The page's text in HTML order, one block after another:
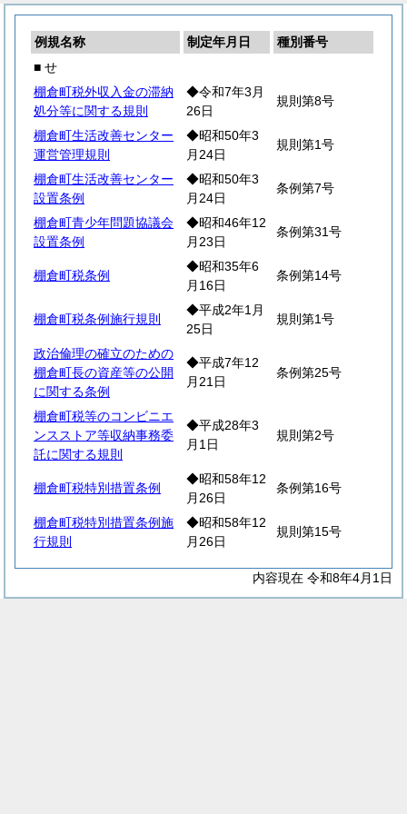
例規名称 制定年月日
種別番号
■ せ
棚倉町税外収入金の滞納
処分等に関する規則
◆令和7年3月
26日
規則第8号
棚倉町生活改善センター
運営管理規則
◆昭和50年3
月24日
規則第1号
棚倉町生活改善センター
設置条例
◆昭和50年3
月24日
条例第7号
棚倉町青少年問題協議会
設置条例
◆昭和46年12
月23日
条例第31号
棚倉町税条例
◆昭和35年6
月16日
条例第14号
棚倉町税条例施行規則
◆平成2年1月
25日
規則第1号
政治倫理の確立のための
棚倉町長の資産等の公開
に関する条例
◆平成7年12
月21日
条例第25号
棚倉町税等のコンビニエ
ンスストア等収納事務委
託に関する規則
◆平成28年3
月1日
規則第2号
棚倉町税特別措置条例
◆昭和58年12
月26日
条例第16号
棚倉町税特別措置条例施
行規則
◆昭和58年12
月26日
規則第15号
内容現在 令和8年4月1日